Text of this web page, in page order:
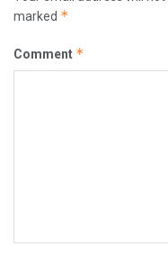
marked *
Comment *